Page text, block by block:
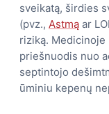
sveikatą, širdies
(pvz., Astmą ar
riziką. Medicinoje
priešnuodis nuo
septintojo
ūminiu kepenų